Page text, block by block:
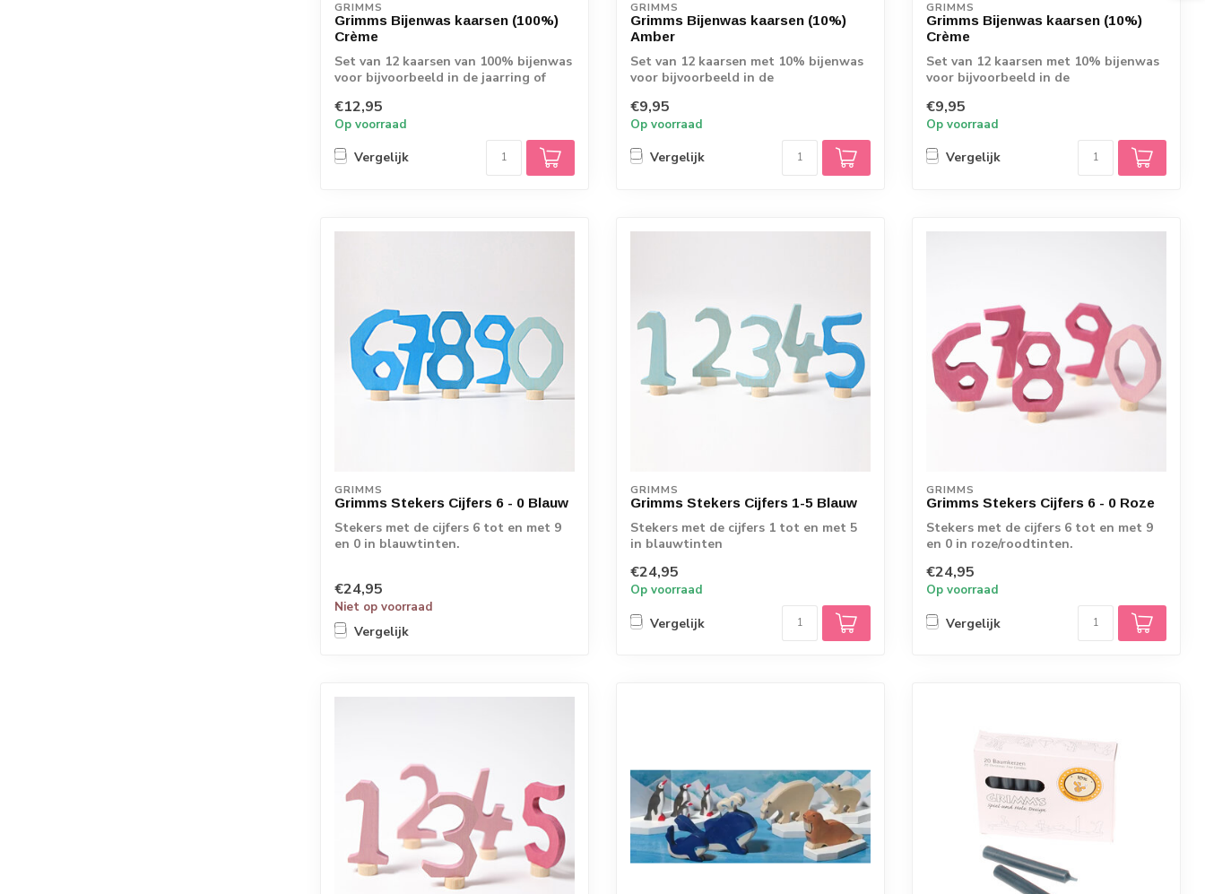
GRIMMS
Grimms Bijenwas kaarsen (100%)
Crème
Set van 12 kaarsen van 100% bijenwas
voor bijvoorbeeld in de jaarring of
€12,95
Op voorraad
Vergelijk
GRIMMS
Grimms Bijenwas kaarsen (10%)
Amber
Set van 12 kaarsen met 10% bijenwas
voor bijvoorbeeld in de
€9,95
Op voorraad
Vergelijk
GRIMMS
Grimms Bijenwas kaarsen (10%)
Crème
Set van 12 kaarsen met 10% bijenwas
voor bijvoorbeeld in de
€9,95
Op voorraad
Vergelijk
GRIMMS
Grimms Stekers Cijfers 6 - 0 Blauw
Stekers met de cijfers 6 tot en met 9
en 0 in blauwtinten.
€24,95
Niet op voorraad
Vergelijk
GRIMMS
Grimms Stekers Cijfers 1-5 Blauw
Stekers met de cijfers 1 tot en met 5
in blauwtinten
€24,95
Op voorraad
Vergelijk
GRIMMS
Grimms Stekers Cijfers 6 - 0 Roze
Stekers met de cijfers 6 tot en met 9
en 0 in roze/roodtinten.
€24,95
Op voorraad
Vergelijk